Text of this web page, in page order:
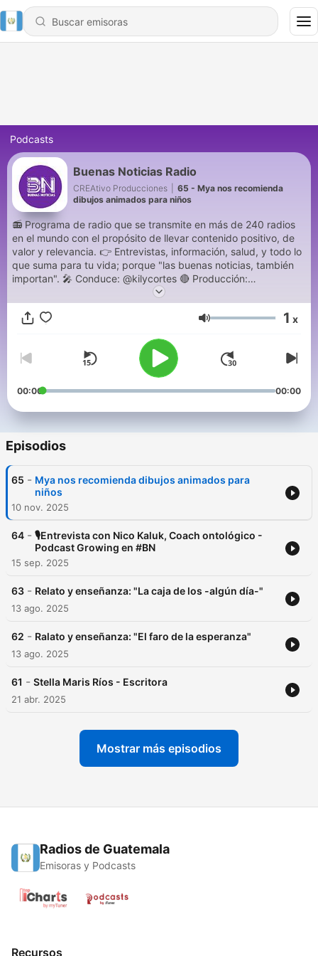
Podcasts
Buenas Noticias Radio
CREAtivo Producciones
65 - Mya nos recomienda
dibujos animados para niños
📻 Programa de radio que se transmite en más de 240 radios
en el mundo con el propósito de llevar contenido positivo, de
valor y relevancia. 👉 Entrevistas, información, salud, y todo lo
que suma para tu vida; porque "las buenas noticias, también
importan". 🎤 Conduce: @kilycortes 🔴 Producción:
@melisalucerocoach 📲 WSP +5492604370569 📲 Telegram
@buenasnoticiasok
Volumen 1 x
00:00 00:00
Episodios
65 - Mya nos recomienda dibujos animados para
niños
10 nov. 2025
64 - 🎙Entrevista con Nico Kaluk, Coach ontológico -
Podcast Growing en #BN
15 sep. 2025
63 - Relato y enseñanza: "La caja de los -algún día-"
13 ago. 2025
62 - Ralato y enseñanza: "El faro de la esperanza"
13 ago. 2025
61 - Stella Maris Ríos - Escritora
21 abr. 2025
Mostrar más episodios
Radios de Guatemala
Emisoras y Podcasts
Recursos